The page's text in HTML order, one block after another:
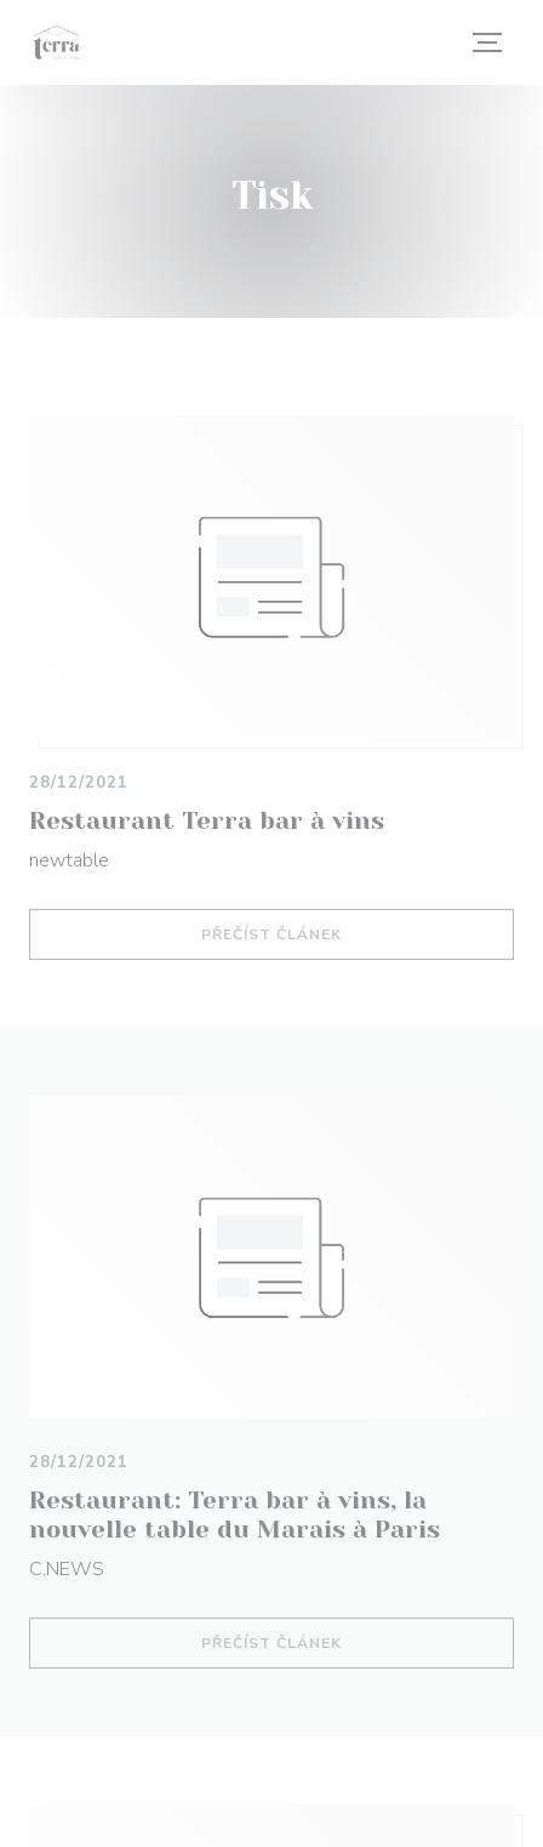
Tisk
Restaurant Terra bar à vins
28/12/2021
newtable
PŘEČÍST ČLÁNEK((OTEVŘE SE V NOVÉM
Restaurant: Terra bar à vins, la
nouvelle table du Marais à Paris
28/12/2021
C.NEWS
PŘEČÍST ČLÁNEK((OTEVŘE SE V NOVÉM